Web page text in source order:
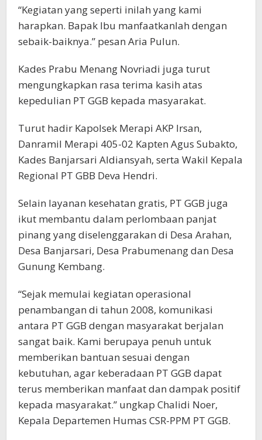
“Kegiatan yang seperti inilah yang kami
harapkan. Bapak Ibu manfaatkanlah dengan
sebaik-baiknya.” pesan Aria Pulun.
Kades Prabu Menang Novriadi juga turut
mengungkapkan rasa terima kasih atas
kepedulian PT GGB kepada masyarakat.
Turut hadir Kapolsek Merapi AKP Irsan,
Danramil Merapi 405-02 Kapten Agus Subakto,
Kades Banjarsari Aldiansyah, serta Wakil Kepala
Regional PT GBB Deva Hendri.
Selain layanan kesehatan gratis, PT GGB juga
ikut membantu dalam perlombaan panjat
pinang yang diselenggarakan di Desa Arahan,
Desa Banjarsari, Desa Prabumenang dan Desa
Gunung Kembang.
“Sejak memulai kegiatan operasional
penambangan di tahun 2008, komunikasi
antara PT GGB dengan masyarakat berjalan
sangat baik. Kami berupaya penuh untuk
memberikan bantuan sesuai dengan
kebutuhan, agar keberadaan PT GGB dapat
terus memberikan manfaat dan dampak positif
kepada masyarakat.” ungkap Chalidi Noer,
Kepala Departemen Humas CSR-PPM PT GGB.